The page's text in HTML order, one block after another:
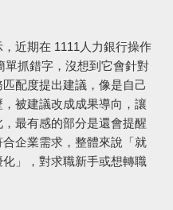
近期在 1111人力銀行操作
單抓錯字，沒想到它會針對
配度提出建議，像是自己
被建議改成成果導向，讓
最有感的部分是還會提醒
企業需求，整體來說「就
」，對求職新手或想轉職